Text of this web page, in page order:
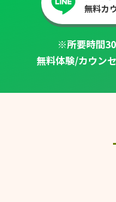
無料カ
※所要時間
無料体験/カウン